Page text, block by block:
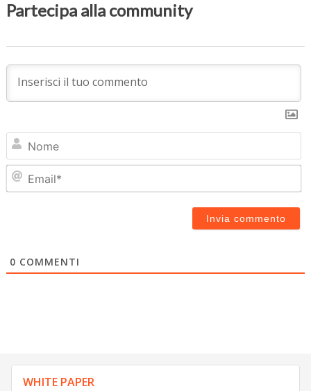
Partecipa alla community
0 COMMENTI
WHITE PAPER